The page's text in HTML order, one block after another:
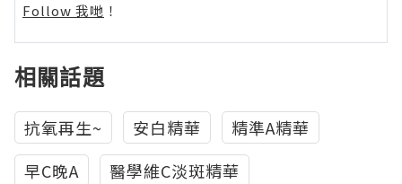
Follow 我哋 ！
相關話題
抗氧再生~ 安白精華
精準A精華
早C晚A
醫學維C淡斑精華